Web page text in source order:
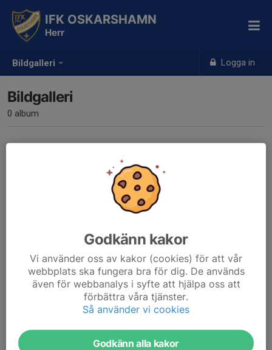
Bildgalleri Logga in
IFK OSKARSHAMN
Herr
Bildgalleri
0 album
Inga album skapade
Godkänn kakor
Vi använder oss av kakor (cookies) för att vår
webbplats ska fungera bra för dig. De används
även för webbanalys i syfte att hjälpa oss att
förbättra våra tjänster.
Så använder vi cookies
Godkänn alla kakor